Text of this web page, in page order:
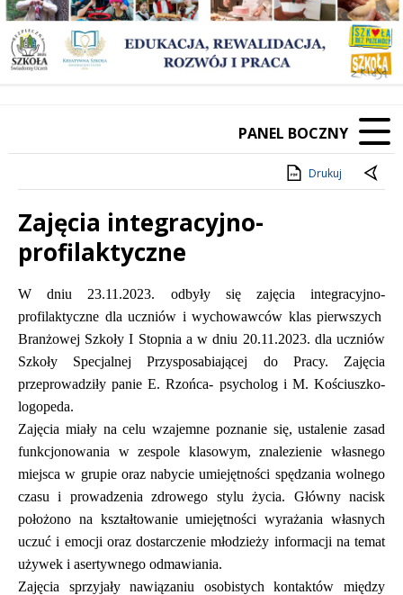
PANEL BOCZNY
Drukuj
Zajęcia integracyjno-
profilaktyczne
Treść
W dniu 23.11.2023. odbyły się zajęcia integracyjno-
profilaktyczne dla uczniów i wychowawców klas pierwszych
Branżowej Szkoły I Stopnia a w dniu 20.11.2023. dla uczniów
Szkoły Specjalnej Przysposabiającej do Pracy. Zajęcia
przeprowadziły panie E. Rzońca- psycholog i M. Kościuszko-
logopeda.
Zajęcia miały na celu wzajemne poznanie się, ustalenie zasad
funkcjonowania w zespole klasowym, znalezienie własnego
miejsca w grupie oraz nabycie umiejętności spędzania wolnego
czasu i prowadzenia zdrowego stylu życia. Główny nacisk
położono na kształtowanie umiejętności wyrażania własnych
uczuć i emocji oraz dostarczenie młodzieży informacji na temat
używek i asertywnego odmawiania.
Zajęcia sprzyjały nawiązaniu osobistych kontaktów między